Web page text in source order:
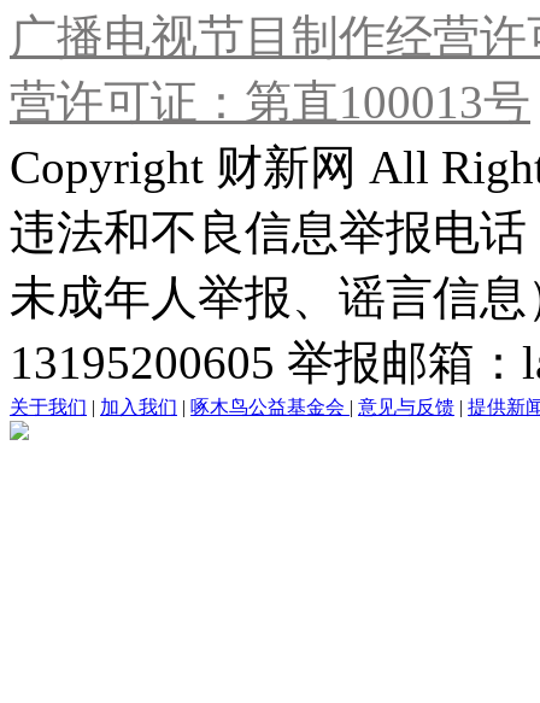
广播电视节目制作经营
营许可证：第直100013号
Copyright 财新网 All
违法和不良信息举报电
未成年人举报、谣言信
13195200605 举报邮箱
关于我们 | 加入我们 | 啄木鸟公益基金会 | 意见与反馈 | 提供新